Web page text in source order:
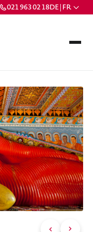
021 963 02 18DE | FR